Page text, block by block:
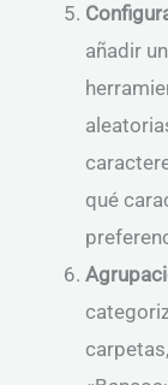
añadir
qué